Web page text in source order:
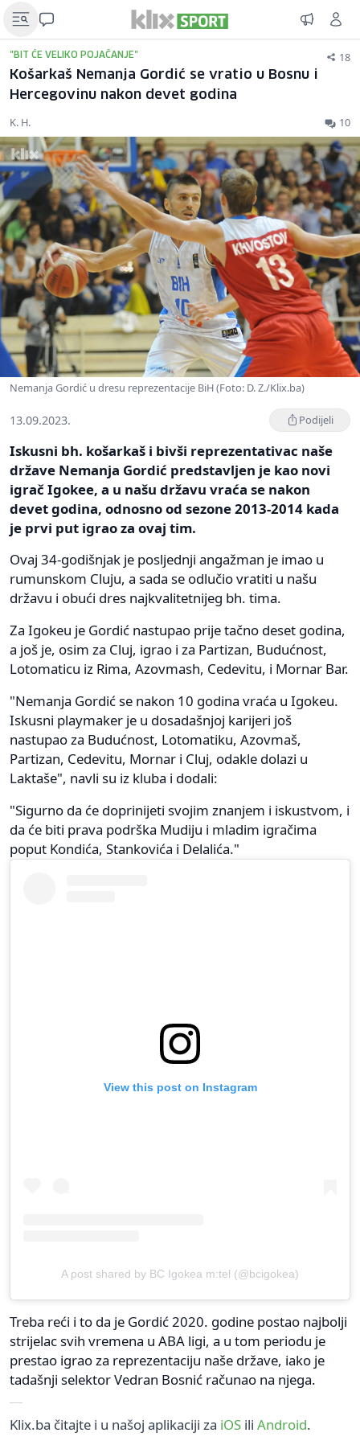
"BIT ĆE VELIKO POJAČANJE" 18
Košarkaš Nemanja Gordić se vratio u Bosnu i
Hercegovinu nakon devet godina
K. H. 10
Nemanja Gordić u dresu reprezentacije BiH (Foto: D. Z./Klix.ba)
13.09.2023. Podijeli
Iskusni bh. košarkaš i bivši reprezentativac naše
države Nemanja Gordić predstavljen je kao novi
igrač Igokee, a u našu državu vraća se nakon
devet godina, odnosno od sezone 2013-2014 kada
je prvi put igrao za ovaj tim.
Ovaj 34-godišnjak je posljednji angažman je imao u
rumunskom Cluju, a sada se odlučio vratiti u našu
državu i obući dres najkvalitetnijeg bh. tima.
Za Igokeu je Gordić nastupao prije tačno deset godina,
a još je, osim za Cluj, igrao i za Partizan, Budućnost,
Lotomaticu iz Rima, Azovmash, Cedevitu, i Mornar Bar.
"Nemanja Gordić se nakon 10 godina vraća u Igokeu.
Iskusni playmaker je u dosadašnjoj karijeri još
nastupao za Budućnost, Lotomatiku, Azovmaš,
Partizan, Cedevitu, Mornar i Cluj, odakle dolazi u
Laktaše", navli su iz kluba i dodali:
"Sigurno da će doprinijeti svojim znanjem i iskustvom, i
da će biti prava podrška Mudiju i mladim igračima
poput Kondića, Stankovića i Delalića."
View this post on Instagram
A post shared by BC Igokea m:tel (@bcigokea)
Treba reći i to da je Gordić 2020. godine postao najbolji
strijelac svih vremena u ABA ligi, a u tom periodu je
prestao igrao za reprezentaciju naše države, iako je
tadašnji selektor Vedran Bosnić računao na njega.
Klix.ba čitajte i u našoj aplikaciji za iOS ili Android.